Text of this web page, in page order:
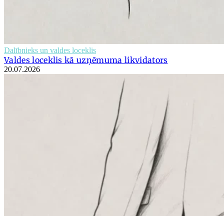
Dalībnieks un valdes loceklis
Valdes loceklis kā uzņēmuma likvidators
20.07.2026